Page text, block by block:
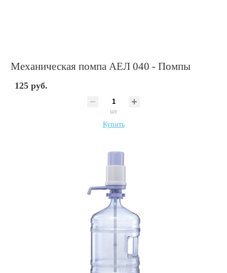
Механическая помпа АЕЛ 040 - Помпы
125 руб.
шт
Купить